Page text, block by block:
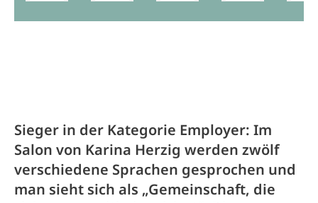
Sieger in der Kategorie Employer: Im
Salon von Karina Herzig werden zwölf
verschiedene Sprachen gesprochen und
man sieht sich als „Gemeinschaft, die